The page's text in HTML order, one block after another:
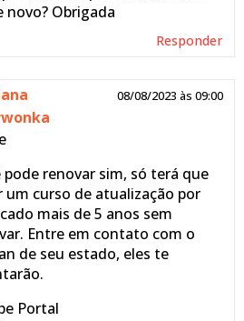
novo? Obrigada
Responder
08/08/2023 às 09:00
pode renovar sim, só terá que
um curso de atualização por
mais de 5 anos sem
Entre em contato com o
de seu estado, eles te
Portal